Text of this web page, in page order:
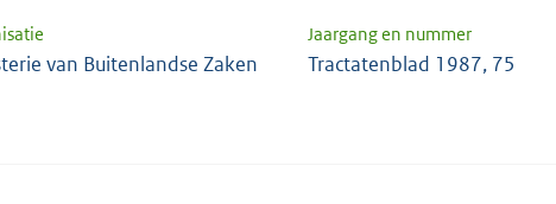
Jaargang en nummer
van Buitenlandse Zaken Tractatenblad 1987, 75